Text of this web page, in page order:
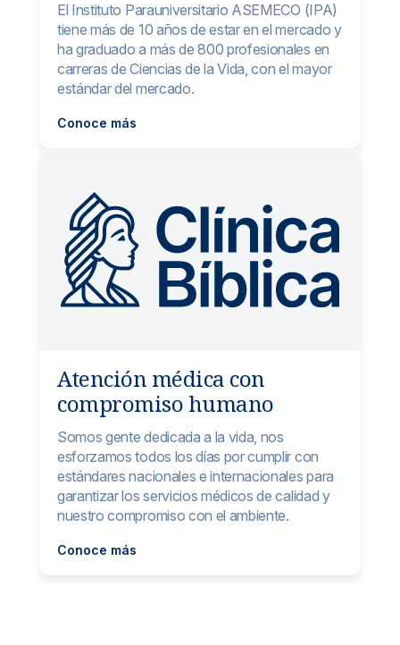
El Instituto Parauniversitario ASEMECO (IPA)
tiene más de 10 años de estar en el mercado y
ha graduado a más de 800 profesionales en
carreras de Ciencias de la Vida, con el mayor
estándar del mercado.
Conoce más
Atención médica con
compromiso humano
Somos gente dedicada a la vida, nos
esforzamos todos los días por cumplir con
estándares nacionales e internacionales para
garantizar los servicios médicos de calidad y
nuestro compromiso con el ambiente.
Conoce más